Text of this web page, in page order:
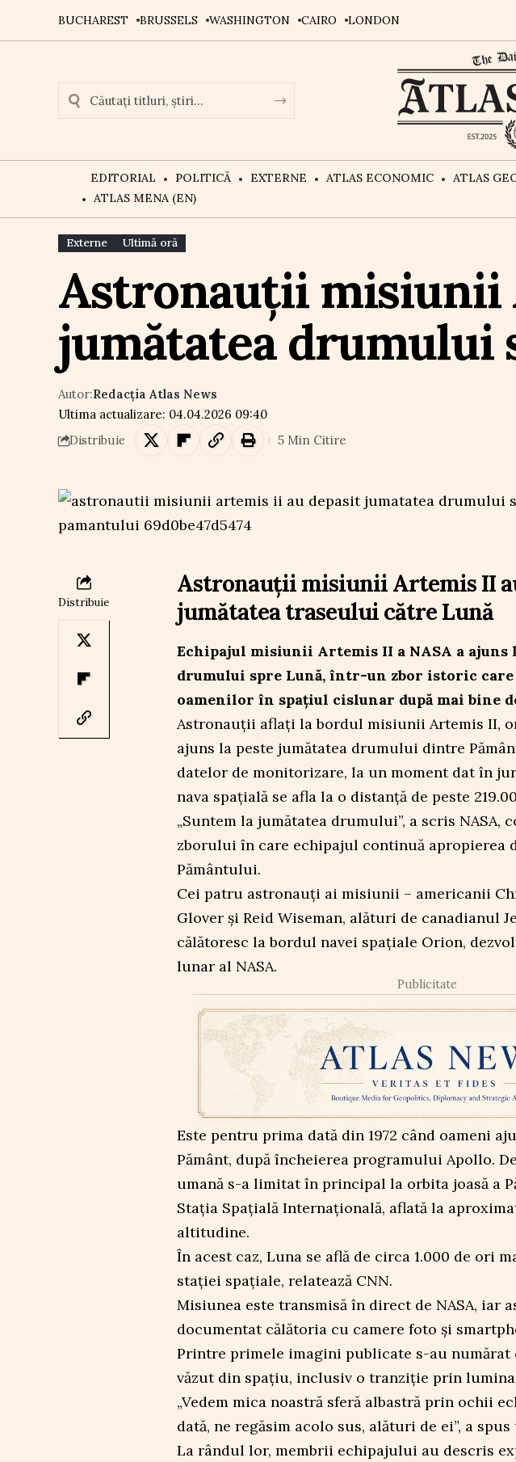
BUCHAREST BRUSSELS WASHINGTON CAIRO LONDON
EDITORIAL POLITICĂ EXTERNE ATLAS ECONOMIC ATLAS
ATLAS MENA (EN)
Externe Ultimă oră
Astronauții misiunii
jumătatea drumului
Ultima actualizare: 04.04.2026 09:40
Autor:Redacția Atlas News
Distribuie 5 Min Citire
Distribuie
Astronauții misiunii Artemis II
jumătatea traseului către Lună
Echipajul misiunii Artemis II a NASA a ajuns
drumului spre Lună, într-un zbor istoric care
oamenilor în spațiul cislunar după mai bine
Astronauții aflați la bordul misiunii Artemis II,
ajuns la peste jumătatea drumului dintre
datelor de monitorizare, la un moment dat în
nava spațială se afla la o distanță de peste
„Suntem la jumătatea drumului”, a scris NASA,
zborului în care echipajul continuă apropierea
Pământului.
Cei patru astronauți ai misiunii – americanii
Glover și Reid Wiseman, alături de canadianul
călătoresc la bordul navei spațiale Orion,
lunar al NASA.
Publicitate
Este pentru prima dată din 1972 când oameni
Pământ, după încheierea programului Apollo.
umană s-a limitat în principal la orbita joasă a
Stația Spațială Internațională, aflată la
altitudine.
În acest caz, Luna se află de circa 1.000 de ori
stației spațiale, relatează CNN.
Misiunea este transmisă în direct de NASA, iar
documentat călătoria cu camere foto și
Printre primele imagini publicate s-au numărat
văzut din spațiu, inclusiv o tranziție prin
„Vedem mica noastră sferă albastră prin ochii
dată, ne regăsim acolo sus, alături de ei”, a spus
La rândul lor, membrii echipajului au descris